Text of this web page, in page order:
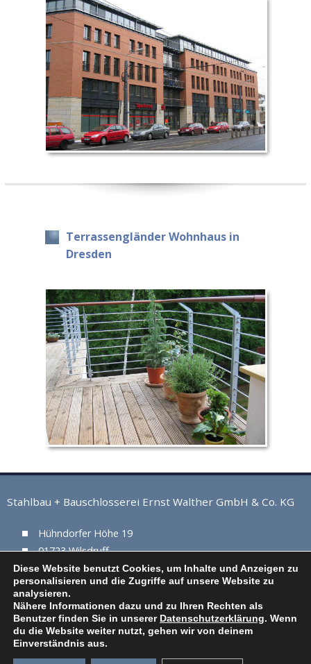
Terrassengländer Wohnhaus in
Dresden
Stahlbau + Bauschlosserei Ernst Walther GmbH & Co. KG
Hühndorfer Höhe 19
01723 Wilsdruff
Tel. 035204 / 60 70 6
Fax: 035204 / 60 70 8
ImpressumDatenschutzAGB
Diese Website benutzt Cookies, um Inhalte und Anzeigen zu
personalisieren und die Zugriffe auf unsere Website zu
analysieren.
Nähere Informationen dazu und zu Ihren Rechten als
Benutzer finden Sie in unserer Datenschutzerklärung. Wenn
du die Website weiter nutzt, gehen wir von deinem
Einverständnis aus.